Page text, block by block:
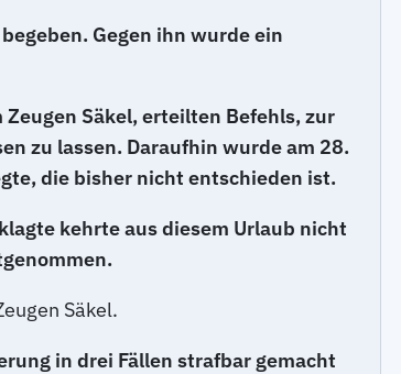
Gegen ihn wurde ein
Säkel, erteilten Befehls, zur
zu lassen. Daraufhin wurde am 28.
die bisher nicht entschieden ist.
kehrte aus diesem Urlaub nicht
Säkel.
in drei Fällen strafbar gemacht